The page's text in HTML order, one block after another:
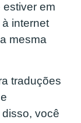
em
internet
mesma
traduções
você